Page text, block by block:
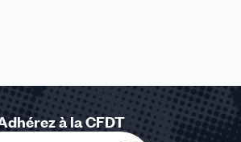
à la CFDT